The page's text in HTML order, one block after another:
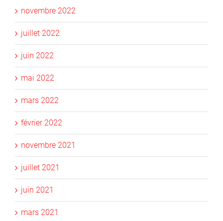
novembre 2022
juillet 2022
juin 2022
mai 2022
mars 2022
février 2022
novembre 2021
juillet 2021
juin 2021
mars 2021